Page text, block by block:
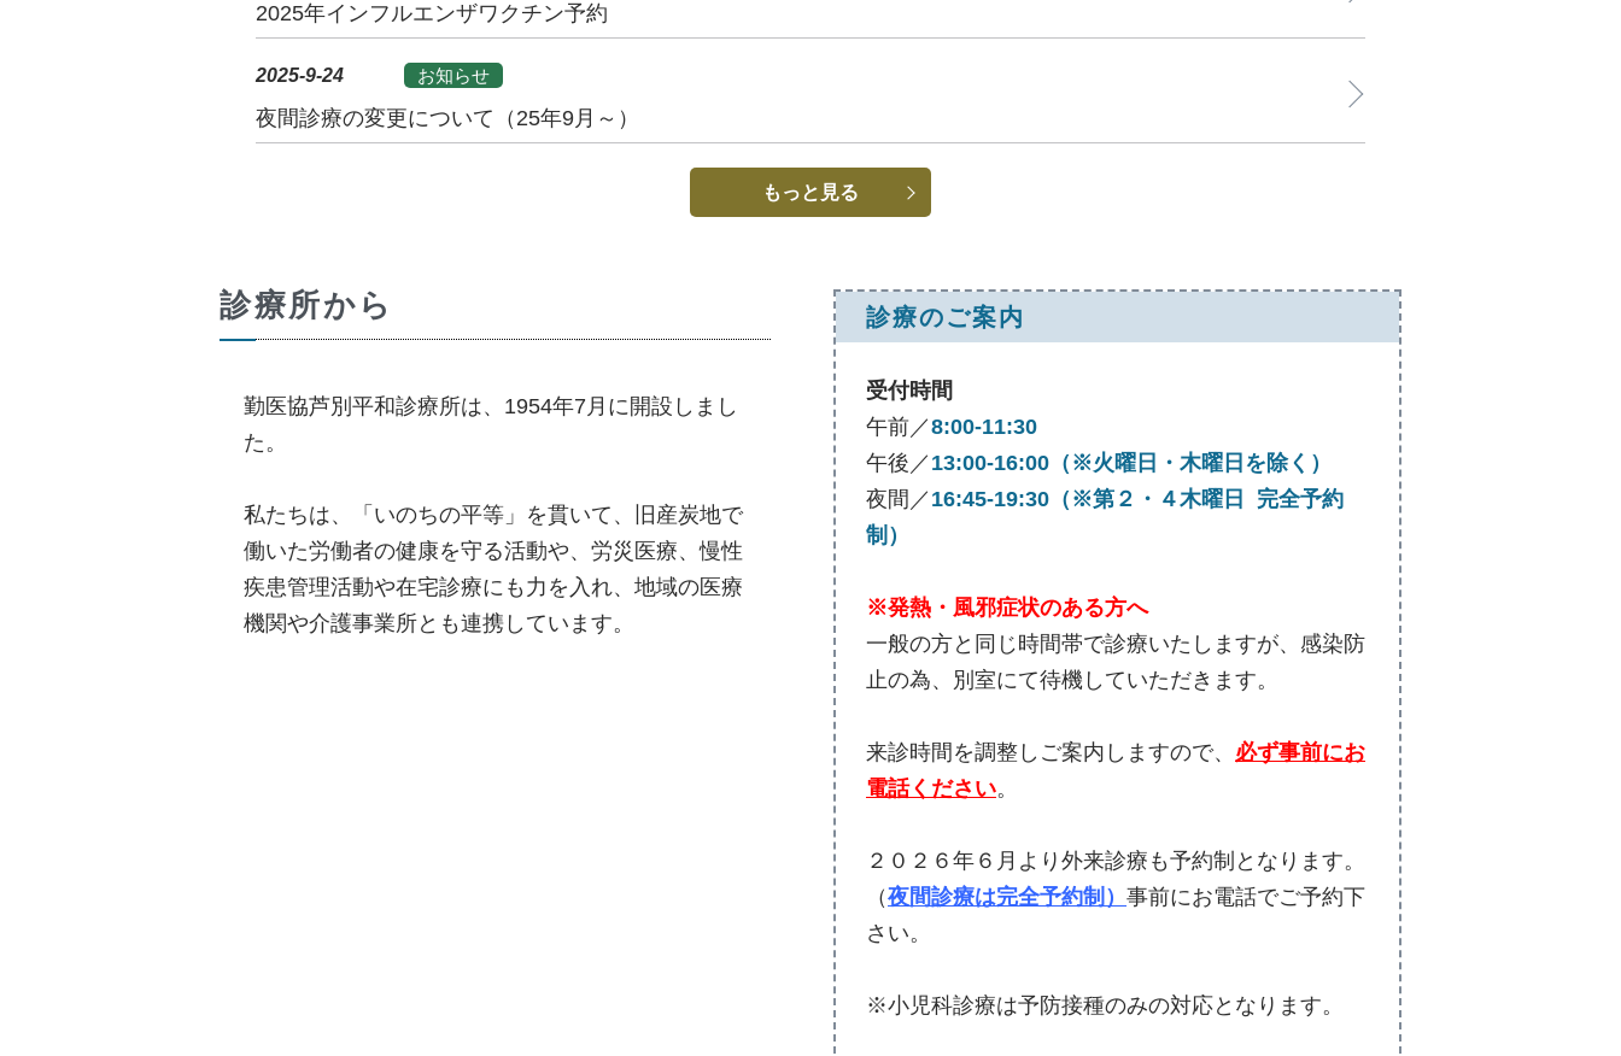
2025年インフルエンザワクチン予約
2025-9-24 お知らせ
夜間診療の変更について（25年9月～）
もっと見る
診療所から
勤医協芦別平和診療所は、1954年7月に開設しまし
た。
私たちは、「いのちの平等」を貫いて、旧産炭地で
働いた労働者の健康を守る活動や、労災医療、慢性
疾患管理活動や在宅診療にも力を入れ、地域の医療
機関や介護事業所とも連携しています。
診療のご案内
受付時間
午前／8:00-11:30
午後／ 13:00-16:00（※火曜日・木曜日を除く）
夜間／ 16:45-19:30（※第２・４木曜日 完全予約
制）
※発熱・風邪症状のある方へ
一般の方と同じ時間帯で診療いたしますが、感染防
止の為、別室にて待機していただきます。
来診時間を調整しご案内しますので、 必ず事前にお
電話ください。
２０２６年６月より外来診療も予約制となります。
（夜間診療は完全予約制） 事前にお電話でご予約下
さい。
※小児科診療は予防接種のみの対応となります。